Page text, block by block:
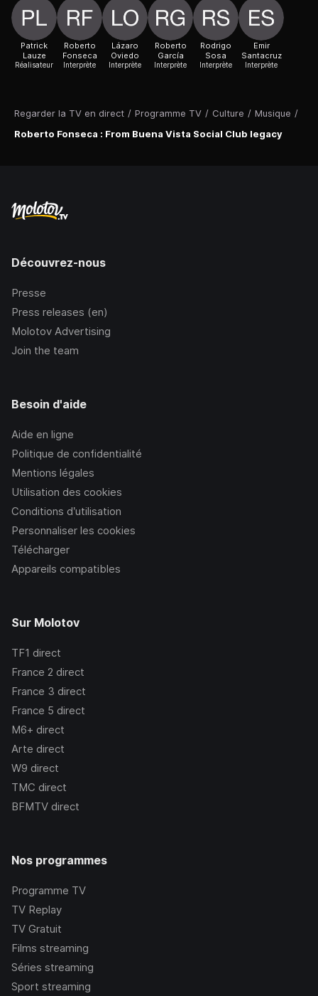
Regarder la TV en direct / Programme TV / Culture / Musique /
Roberto Fonseca : From Buena Vista Social Club legacy
Patrick
Lauze
Réalisateur
Roberto
Fonseca
Interprète
Lázaro
Oviedo
Interprète
Roberto
García
Interprète
Rodrigo
Sosa
Interprète
Emir
Santacruz
Interprète
Découvrez-nous
Presse
Press releases (en)
Molotov Advertising
Join the team
Besoin d'aide
Aide en ligne
Politique de confidentialité
Mentions légales
Utilisation des cookies
Conditions d’utilisation
Personnaliser les cookies
Télécharger
Appareils compatibles
Sur Molotov
TF1 direct
France 2 direct
France 3 direct
France 5 direct
M6+ direct
Arte direct
W9 direct
TMC direct
BFMTV direct
Nos programmes
Programme TV
TV Replay
TV Gratuit
Films streaming
Séries streaming
Sport streaming